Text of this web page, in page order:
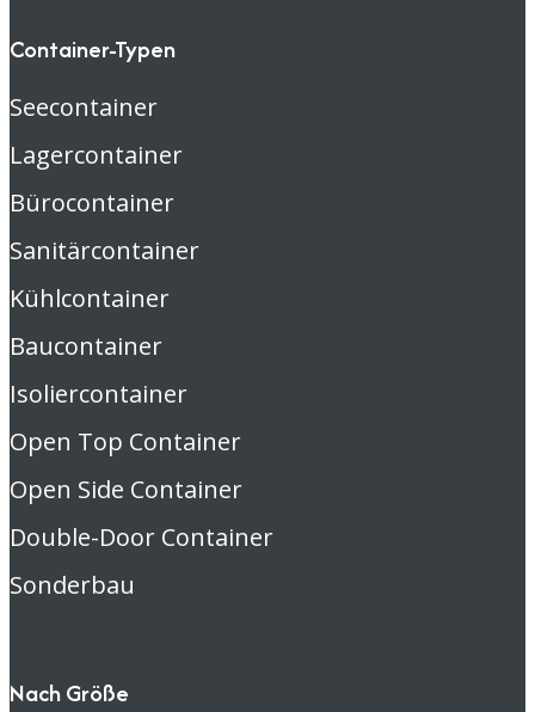
Container-Typen
Seecontainer
Lagercontainer
Bürocontainer
Sanitärcontainer
Kühlcontainer
Baucontainer
Isoliercontainer
Open Top Container
Open Side Container
Double-Door Container
Sonderbau
Nach Größe